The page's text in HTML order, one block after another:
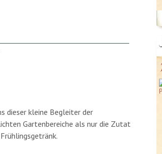
dieser kleine Begleiter der
Gartenbereiche als nur die Zutat